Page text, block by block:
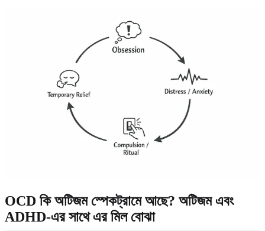
OCD কি অটিজম স্পেকট্রামে আছে? অটিজম এবং
ADHD-এর সাথে এর মিল বোঝা